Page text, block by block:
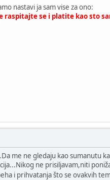
nastavi ja sam vise za ono:
se i platite kao sto
me ne gledaju kao sumanutu
ne prisiljavam,niti
i prihvatanja što se ovakvih